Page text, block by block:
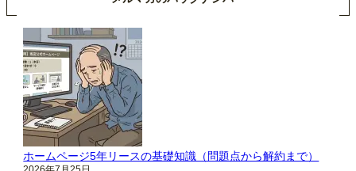
ホームページ5年リースの基礎知識（問題点から解約まで）